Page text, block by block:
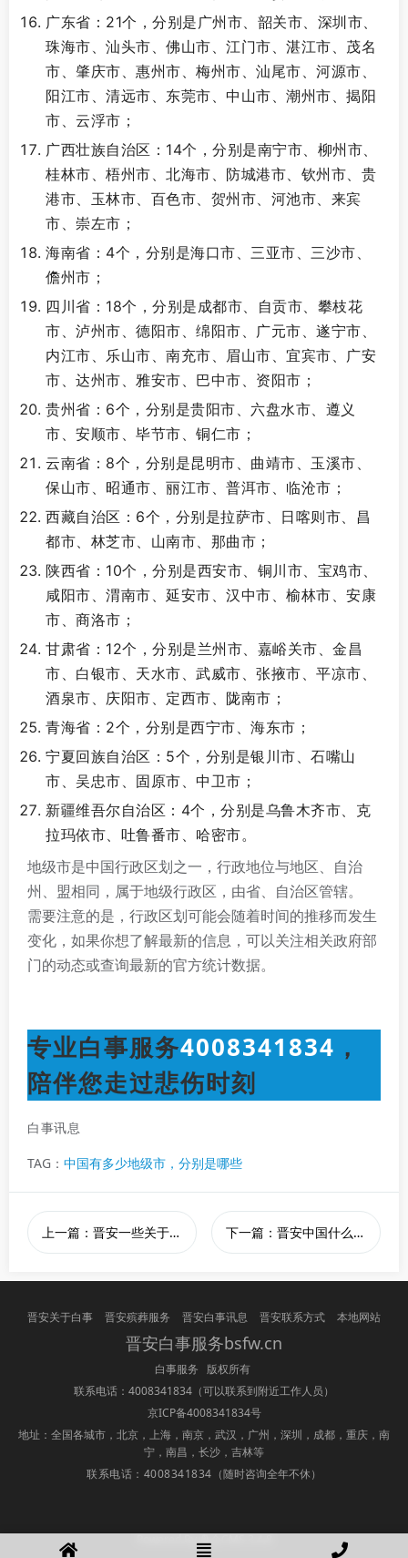
广东省：21个，分别是广州市、韶关市、深圳市、
珠海市、汕头市、佛山市、江门市、湛江市、茂名
市、肇庆市、惠州市、梅州市、汕尾市、河源市、
阳江市、清远市、东莞市、中山市、潮州市、揭阳
市、云浮市；
广西壮族自治区：14个，分别是南宁市、柳州市、
桂林市、梧州市、北海市、防城港市、钦州市、贵
港市、玉林市、百色市、贺州市、河池市、来宾
市、崇左市；
海南省：4个，分别是海口市、三亚市、三沙市、
儋州市；
四川省：18个，分别是成都市、自贡市、攀枝花
市、泸州市、德阳市、绵阳市、广元市、遂宁市、
内江市、乐山市、南充市、眉山市、宜宾市、广安
市、达州市、雅安市、巴中市、资阳市；
贵州省：6个，分别是贵阳市、六盘水市、遵义
市、安顺市、毕节市、铜仁市；
云南省：8个，分别是昆明市、曲靖市、玉溪市、
保山市、昭通市、丽江市、普洱市、临沧市；
西藏自治区：6个，分别是拉萨市、日喀则市、昌
都市、林芝市、山南市、那曲市；
陕西省：10个，分别是西安市、铜川市、宝鸡市、
咸阳市、渭南市、延安市、汉中市、榆林市、安康
市、商洛市；
甘肃省：12个，分别是兰州市、嘉峪关市、金昌
市、白银市、天水市、武威市、张掖市、平凉市、
酒泉市、庆阳市、定西市、陇南市；
青海省：2个，分别是西宁市、海东市；
宁夏回族自治区：5个，分别是银川市、石嘴山
市、吴忠市、固原市、中卫市；
新疆维吾尔自治区：4个，分别是乌鲁木齐市、克
拉玛依市、吐鲁番市、哈密市。
地级市是中国行政区划之一，行政地位与地区、自治
州、盟相同，属于地级行政区，由省、自治区管辖。
需要注意的是，行政区划可能会随着时间的推移而发生
变化，如果你想了解最新的信息，可以关注相关政府部
门的动态或查询最新的官方统计数据。
专业白事服务4008341834 ，
陪伴您走过悲伤时刻
白事讯息
TAG： 中国有多少地级市，分别是哪些
上一篇：晋安一些关于丧葬仪式的传统音乐 下一篇：晋安中国什么时间开始火化
晋安关于白事 晋安殡葬服务 晋安白事讯息 晋安联系方式 本地网站
晋安白事服务bsfw.cn
白事服务 版权所有
联系电话：4008341834 （可以联系到附近工作人员）
京ICP备4008341834号
地址：全国各城市，北京，上海，南京，武汉，广州，深圳，成都，重庆，南
宁，南昌，长沙，吉林等
联系电话：4008341834 （随时咨询全年不休）
Powered By 盘企CMS 3.4.8
盘企CMS